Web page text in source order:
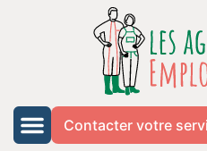
Contacter votre